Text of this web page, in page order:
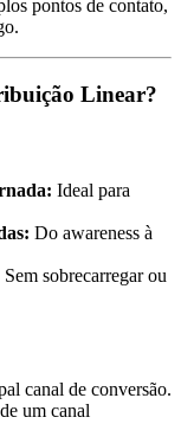
pontos de contato,
Linear?
Ideal para
Do awareness à
Sem sobrecarregar ou
canal de conversão.
um canal